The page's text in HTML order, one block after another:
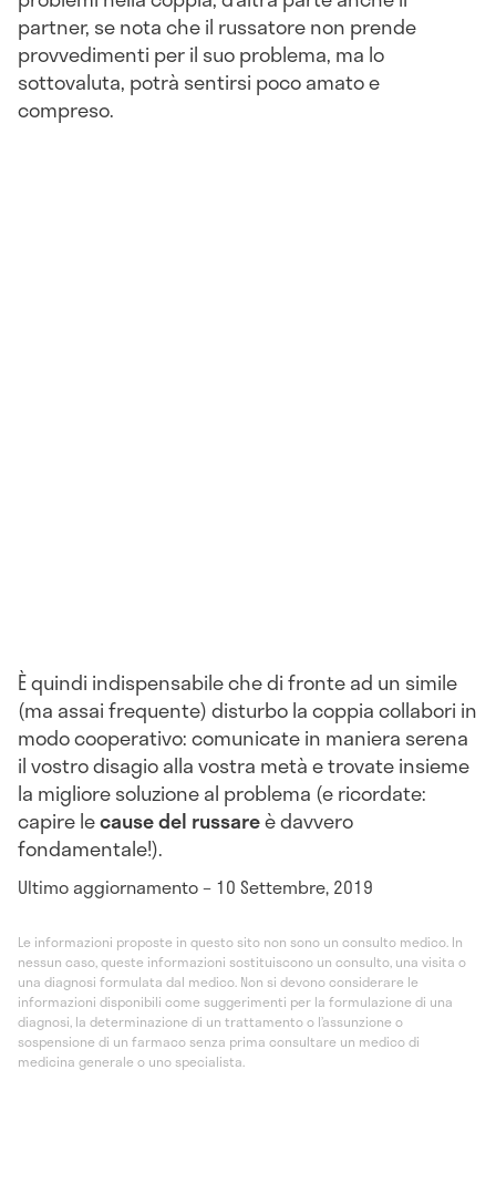
partner, se nota che il russatore non prende
provvedimenti per il suo problema, ma lo
sottovaluta, potrà sentirsi poco amato e
compreso.
È quindi indispensabile che di fronte ad un simile
(ma assai frequente) disturbo la coppia collabori in
modo cooperativo: comunicate in maniera serena
il vostro disagio alla vostra metà e trovate insieme
la migliore soluzione al problema (e ricordate:
capire lecause del russareè davvero
fondamentale!).
Ultimo aggiornamento – 10 Settembre, 2019
Le informazioni proposte in questo sito non sono un consulto medico. In
nessun caso, queste informazioni sostituiscono un consulto, una visita o
una diagnosi formulata dal medico. Non si devono considerare le
informazioni disponibili come suggerimenti per la formulazione di una
diagnosi, la determinazione di un trattamento o l’assunzione o
sospensione di un farmaco senza prima consultare un medico di
medicina generale o uno specialista.